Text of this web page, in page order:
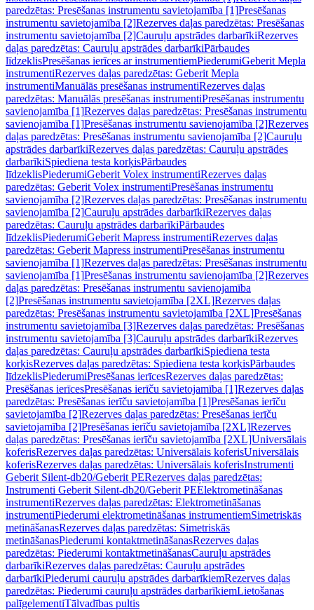
paredzētas: Presēšanas instrumentu savietojamība [1]Presēšanas
instrumentu savietojamība [2]Rezerves daļas paredzētas: Presēšanas
instrumentu savietojamība [2]Cauruļu apstrādes darbarīkiRezerves
daļas paredzētas: Cauruļu apstrādes darbarīkiPārbaudes
līdzeklisPresēšanas ierīces ar instrumentiemPiederumiGeberit Mepla
instrumentiRezerves daļas paredzētas: Geberit Mepla
instrumentiManuālās presēšanas instrumentiRezerves daļas
paredzētas: Manuālās presēšanas instrumentiPresēšanas instrumentu
savienojamība [1]Rezerves daļas paredzētas: Presēšanas instrumentu
savienojamība [1]Presēšanas instrumentu savienojamība [2]Rezerves
daļas paredzētas: Presēšanas instrumentu savienojamība [2]Cauruļu
apstrādes darbarīkiRezerves daļas paredzētas: Cauruļu apstrādes
darbarīkiSpiediena testa korķisPārbaudes
līdzeklisPiederumiGeberit Volex instrumentiRezerves daļas
paredzētas: Geberit Volex instrumentiPresēšanas instrumentu
savienojamība [2]Rezerves daļas paredzētas: Presēšanas instrumentu
savienojamība [2]Cauruļu apstrādes darbarīkiRezerves daļas
paredzētas: Cauruļu apstrādes darbarīkiPārbaudes
līdzeklisPiederumiGeberit Mapress instrumentiRezerves daļas
paredzētas: Geberit Mapress instrumentiPresēšanas instrumentu
savienojamība [1]Rezerves daļas paredzētas: Presēšanas instrumentu
savienojamība [1]Presēšanas instrumentu savienojamība [2]Rezerves
daļas paredzētas: Presēšanas instrumentu savienojamība
[2]Presēšanas instrumentu savietojamība [2XL]Rezerves daļas
paredzētas: Presēšanas instrumentu savietojamība [2XL]Presēšanas
instrumentu savietojamība [3]Rezerves daļas paredzētas: Presēšanas
instrumentu savietojamība [3]Cauruļu apstrādes darbarīkiRezerves
daļas paredzētas: Cauruļu apstrādes darbarīkiSpiediena testa
korķisRezerves daļas paredzētas: Spiediena testa korķisPārbaudes
līdzeklisPiederumiPresēšanas ierīcesRezerves daļas paredzētas:
Presēšanas ierīcesPresēšanas ierīču savietojamība [1]Rezerves daļas
paredzētas: Presēšanas ierīču savietojamība [1]Presēšanas ierīču
savietojamība [2]Rezerves daļas paredzētas: Presēšanas ierīču
savietojamība [2]Presēšanas ierīču savietojamība [2XL]Rezerves
daļas paredzētas: Presēšanas ierīču savietojamība [2XL]Universālais
koferisRezerves daļas paredzētas: Universālais koferisUniversālais
koferisRezerves daļas paredzētas: Universālais koferisInstrumenti
Geberit Silent-db20/Geberit PERezerves daļas paredzētas:
Instrumenti Geberit Silent-db20/Geberit PEElektrometināšanas
instrumentiRezerves daļas paredzētas: Elektrometināšanas
instrumentiPiederumi elektrometināšanas instrumentiemSimetriskās
metināšanasRezerves daļas paredzētas: Simetriskās
metināšanasPiederumi kontaktmetināšanasRezerves daļas
paredzētas: Piederumi kontaktmetināšanasCauruļu apstrādes
darbarīkiRezerves daļas paredzētas: Cauruļu apstrādes
darbarīkiPiederumi cauruļu apstrādes darbarīkiemRezerves daļas
paredzētas: Piederumi cauruļu apstrādes darbarīkiemLietošanas
palīgelementiTālvadības pultis